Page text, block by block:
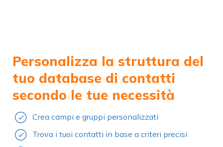
Personalizza la struttura del
tuo database di contatti
secondo le tue necessità
Crea campi e gruppi personalizzati
Trova i tuoi contatti in base a criteri precisi